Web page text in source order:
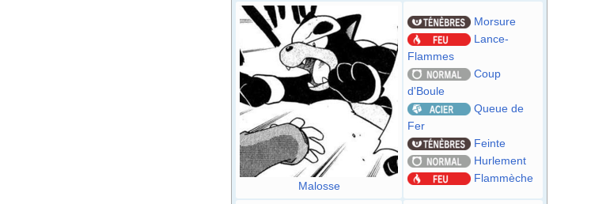
Malosse
Morsure
Lance-
Flammes
Coup
d'Boule
Queue de
Fer
Feinte
Hurlement
Flammèche